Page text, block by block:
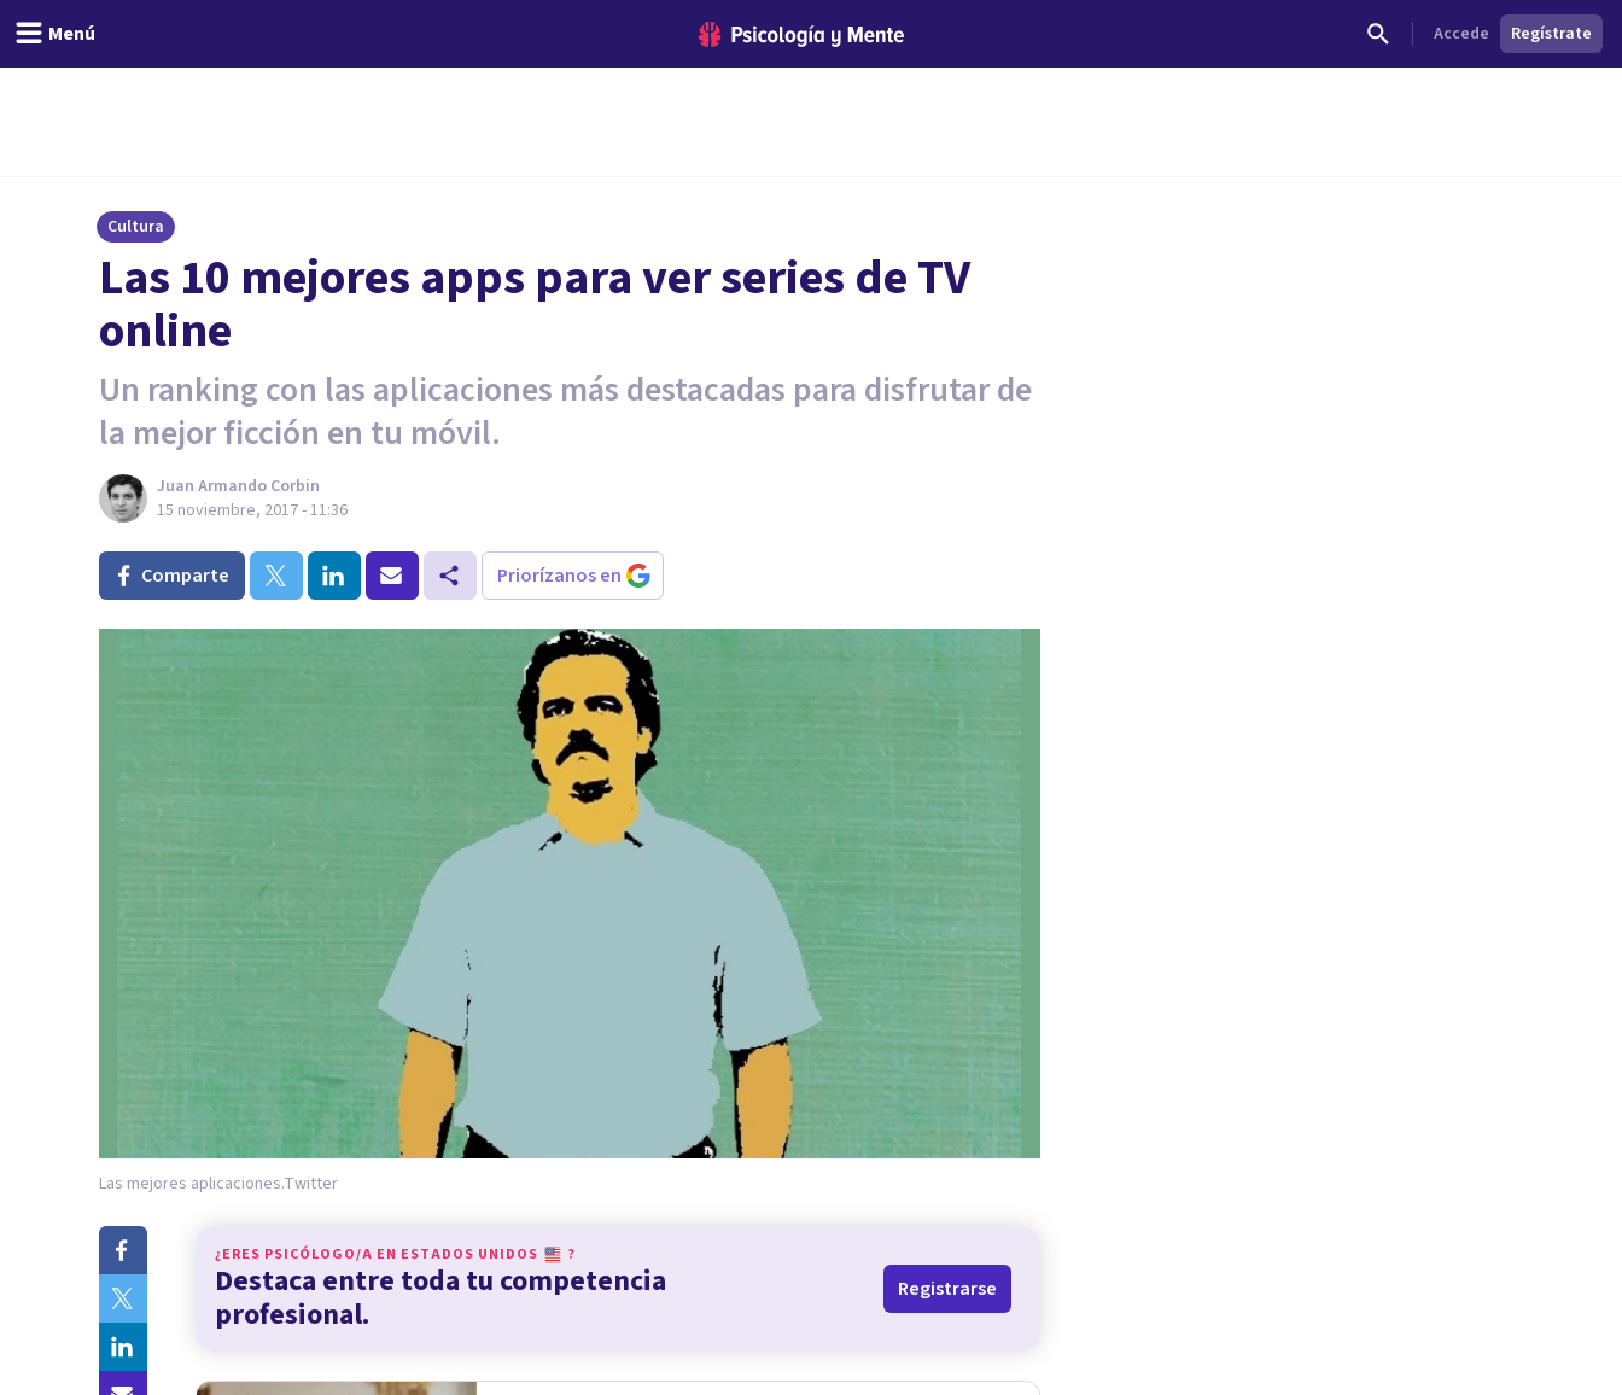
Menú Accede Regístrate
Cultura
Las 10 mejores apps para ver series de TV
online
Un ranking con las aplicaciones más destacadas para disfrutar de
la mejor ficción en tu móvil.
Juan Armando Corbin
15 noviembre, 2017 - 11:36
Comparte Priorízanos en
Las mejores aplicaciones.Twitter
¿ERES PSICÓLOGO/A EN ESTADOS UNIDOS ?
Destaca entre toda tu competencia
profesional.
Registrarse